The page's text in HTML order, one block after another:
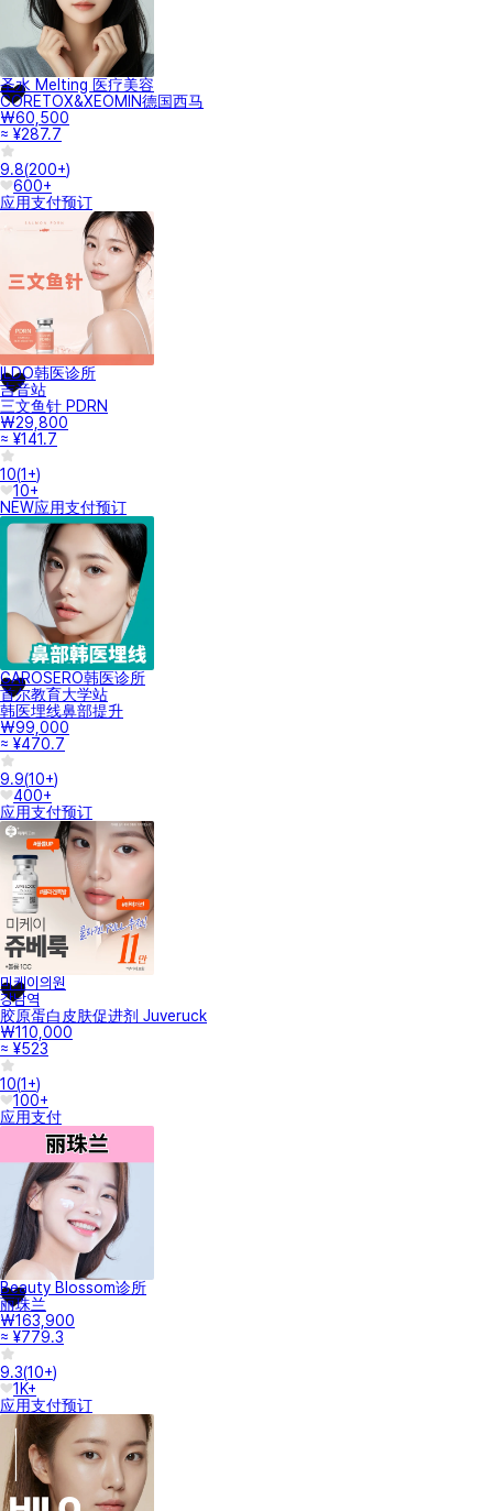
圣水 Melting 医疗美容
CORETOX&XEOMIN德国西马
₩60,500
≈ ¥287.7
9.8(200+)
600+
应用支付预订
ILDO韩医诊所
吉音站
三文鱼针 PDRN
₩29,800
≈ ¥141.7
10(1+)
10+
NEW应用支付预订
GAROSERO韩医诊所
首尔教育大学站
韩医埋线鼻部提升
₩99,000
≈ ¥470.7
9.9(10+)
400+
应用支付预订
미케이의원
강남역
胶原蛋白皮肤促进剂 Juveruck
₩110,000
≈ ¥523
10(1+)
100+
应用支付
Beauty Blossom诊所
丽珠兰
₩163,900
≈ ¥779.3
9.3(10+)
1K+
应用支付预订